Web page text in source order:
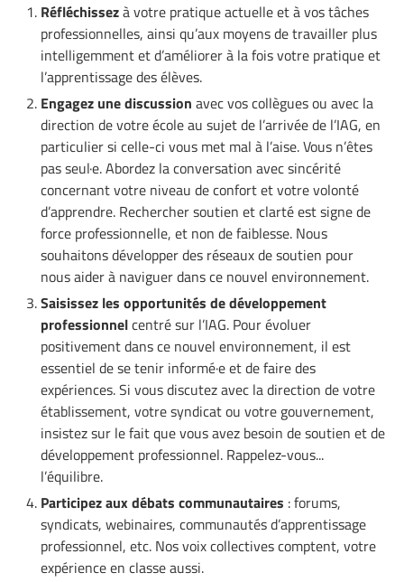
Réfléchissezà votre pratique actuelle et à vos tâches
professionnelles, ainsi qu’aux moyens de travailler plus
intelligemment et d’améliorer à la fois votre pratique et
l’apprentissage des élèves.
Engagez une discussion avec vos collègues ou avec la
direction de votre école au sujet de l’arrivée de l’IAG, en
particulier si celle-ci vous met mal à l’aise. Vous n’êtes
pas seul·e. Abordez la conversation avec sincérité
concernant votre niveau de confort et votre volonté
d’apprendre. Rechercher soutien et clarté est signe de
force professionnelle, et non de faiblesse. Nous
souhaitons développer des réseaux de soutien pour
nous aider à naviguer dans ce nouvel environnement.
Saisissez les opportunités de développement
professionnelcentré sur l’IAG. Pour évoluer
positivement dans ce nouvel environnement, il est
essentiel de se tenir informé·e et de faire des
expériences. Si vous discutez avec la direction de votre
établissement, votre syndicat ou votre gouvernement,
insistez sur le fait que vous avez besoin de soutien et de
développement professionnel. Rappelez-vous...
l’équilibre.
Participez aux débats communautaires : forums,
syndicats, webinaires, communautés d’apprentissage
professionnel, etc. Nos voix collectives comptent, votre
expérience en classe aussi.